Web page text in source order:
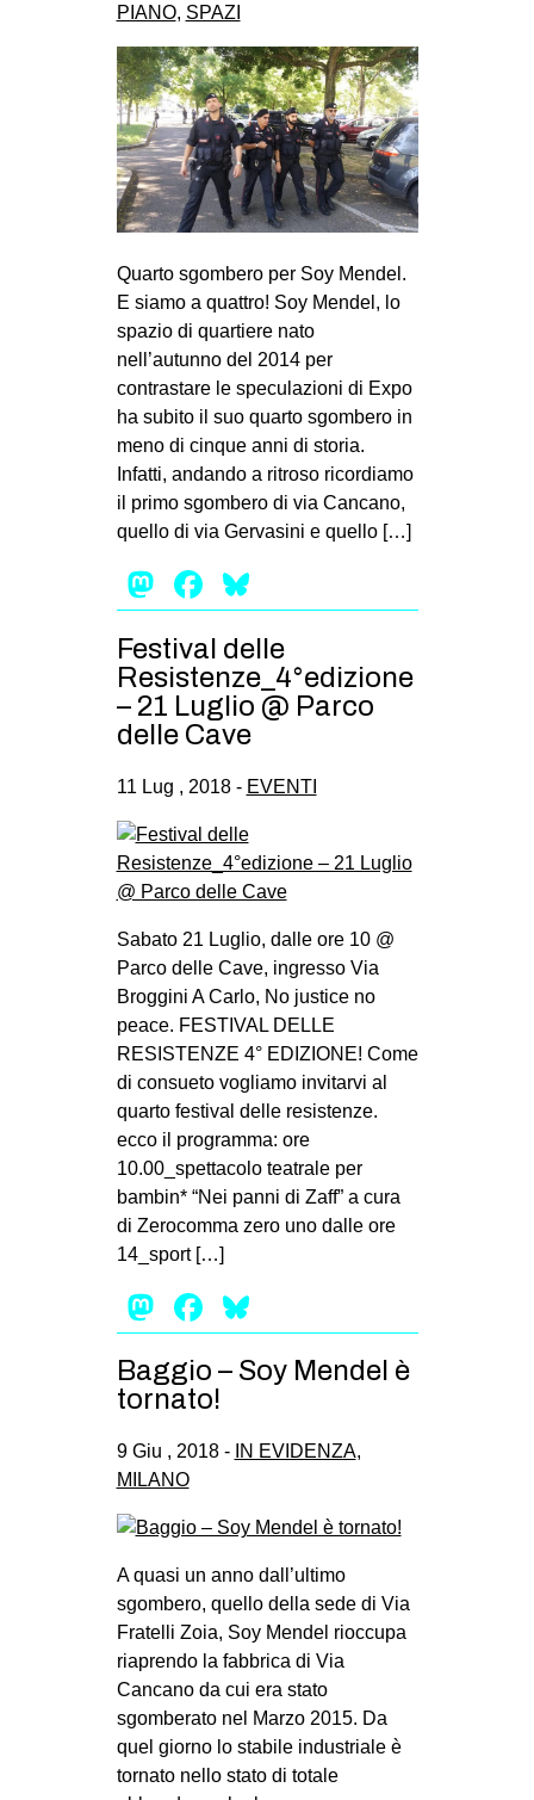
PIANO, SPAZI
Quarto sgombero per Soy Mendel.
E siamo a quattro! Soy Mendel, lo
spazio di quartiere nato
nell’autunno del 2014 per
contrastare le speculazioni di Expo
ha subito il suo quarto sgombero in
meno di cinque anni di storia.
Infatti, andando a ritroso ricordiamo
il primo sgombero di via Cancano,
quello di via Gervasini e quello […]
Mastodon
Facebook
Festival delle
Resistenze_4°edizione
– 21 Luglio @ Parco
delle Cave
11 Lug , 2018 - EVENTI
Sabato 21 Luglio, dalle ore 10 @
Parco delle Cave, ingresso Via
Broggini A Carlo, No justice no
peace. FESTIVAL DELLE
RESISTENZE 4° EDIZIONE! Come
di consueto vogliamo invitarvi al
quarto festival delle resistenze.
ecco il programma: ore
10.00_spettacolo teatrale per
bambin* “Nei panni di Zaff” a cura
di Zerocomma zero uno dalle ore
14_sport […]
Mastodon
Facebook
Baggio – Soy Mendel è
tornato!
9 Giu , 2018 - IN EVIDENZA,
MILANO
A quasi un anno dall’ultimo
sgombero, quello della sede di Via
Fratelli Zoia, Soy Mendel rioccupa
riaprendo la fabbrica di Via
Cancano da cui era stato
sgomberato nel Marzo 2015. Da
quel giorno lo stabile industriale è
tornato nello stato di totale